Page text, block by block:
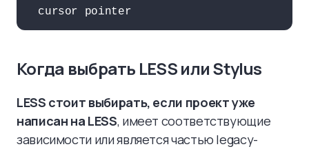
  cursor pointer
Когда выбрать LESS или Stylus
LESS стоит выбирать, если проект уже
написан на LESS, имеет соответствующие
зависимости или является частью legacy-